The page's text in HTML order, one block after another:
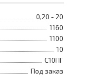
0,20 - 20
1160
1100
10
С10ПГ
Под заказ